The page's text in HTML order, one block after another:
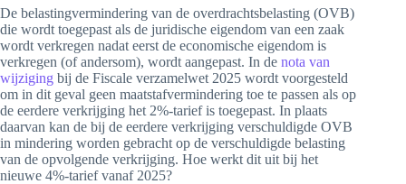
De belastingvermindering van de overdrachtsbelasting (OVB)
die wordt toegepast als de juridische eigendom van een zaak
wordt verkregen nadat eerst de economische eigendom is
verkregen (of andersom), wordt aangepast. In de nota van
wijziging bij de Fiscale verzamelwet 2025 wordt voorgesteld
om in dit geval geen maatstafvermindering toe te passen als op
de eerdere verkrijging het 2%-tarief is toegepast. In plaats
daarvan kan de bij de eerdere verkrijging verschuldigde OVB
in mindering worden gebracht op de verschuldigde belasting
van de opvolgende verkrijging. Hoe werkt dit uit bij het
nieuwe 4%-tarief vanaf 2025?